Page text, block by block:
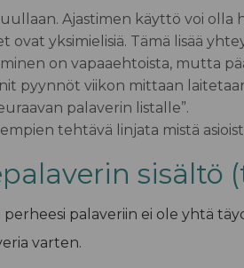
. Ajastimen käyttö voi olla
ovat yksimielisiä. Tämä lisää
on vapaaehtoista, mutta
pyynnöt viikon mittaan
palaverin listalle”.
tehtävä linjata mistä
sisältö
palaveriin ei ole yhtä
varten.